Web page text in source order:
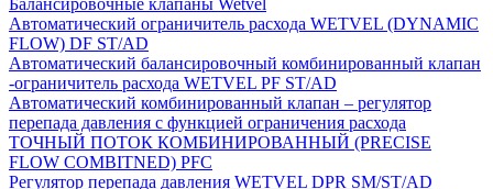
Балансировочные клапаны Wetvel
Автоматический ограничитель расхода WETVEL (DYNAMIC
FLOW) DF ST/AD
Автоматический балансировочный комбинированный клапан
-ограничитель расхода WETVEL PF ST/AD
Автоматический комбинированный клапан – регулятор
перепада давления с функцией ограничения расхода
ТОЧНЫЙ ПОТОК КОМБИНИРОВАННЫЙ (PRECISE
FLOW COMBIТNED) PFC
Регулятор перепада давления WETVEL DPR SM/ST/AD